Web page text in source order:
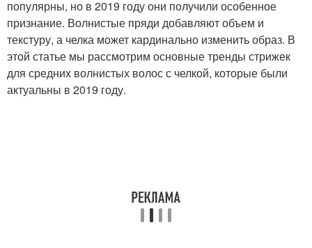
Стрижки на кудрявые
волосы
Тенденции в стрижках
популярны, но в 2019 году они получили особенное
признание. Волнистые пряди добавляют объем и
текстуру, а челка может кардинально изменить образ. В
этой статье мы рассмотрим основные тренды стрижек
для средних волнистых волос с челкой, которые были
актуальны в 2019 году.